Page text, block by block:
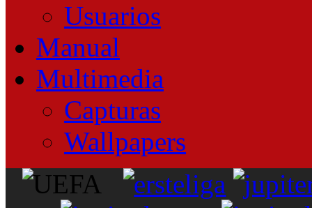
Usuarios
Manual
Multimedia
Capturas
Wallpapers